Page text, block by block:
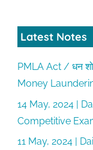
Latest Notes
PMLA Act / धन
Money
14 May, 2024 |
Competitive
11 May, 2024 |